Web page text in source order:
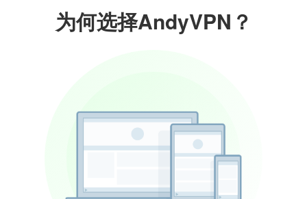
为何选择AndyVPN？